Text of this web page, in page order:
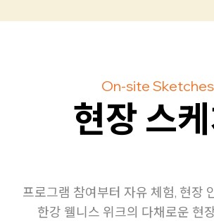
On-site Sketches
현장 스케
프로그램 참여부터 자유 체험, 현장
한강 웰니스 위크의 다채로운 현